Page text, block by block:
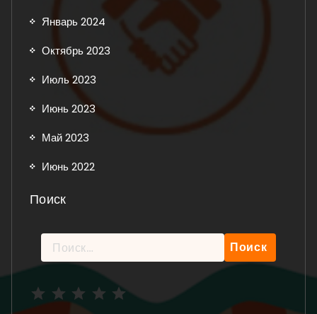
Январь 2024
Октябрь 2023
Июль 2023
Июнь 2023
Май 2023
Июнь 2022
Поиск
Найти: